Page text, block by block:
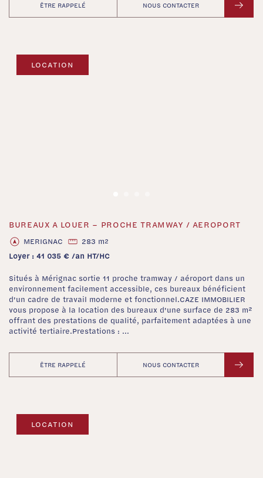
ÊTRE RAPPELÉ NOUS CONTACTER
‹ ›
LOCATION
BUREAUX A LOUER – PROCHE TRAMWAY / AEROPORT
MERIGNAC 283 m2
Loyer : 41 035 € /an HT/HC
Situés à Mérignac sortie 11 proche tramway / aéroport dans un
environnement facilement accessible, ces bureaux bénéficient
d'un cadre de travail moderne et fonctionnel.CAZE IMMOBILIER
vous propose à la location des bureaux d'une surface de 283 m²
offrant des prestations de qualité, parfaitement adaptées à une
activité tertiaire.Prestations : ...
ÊTRE RAPPELÉ NOUS CONTACTER
LOCATION